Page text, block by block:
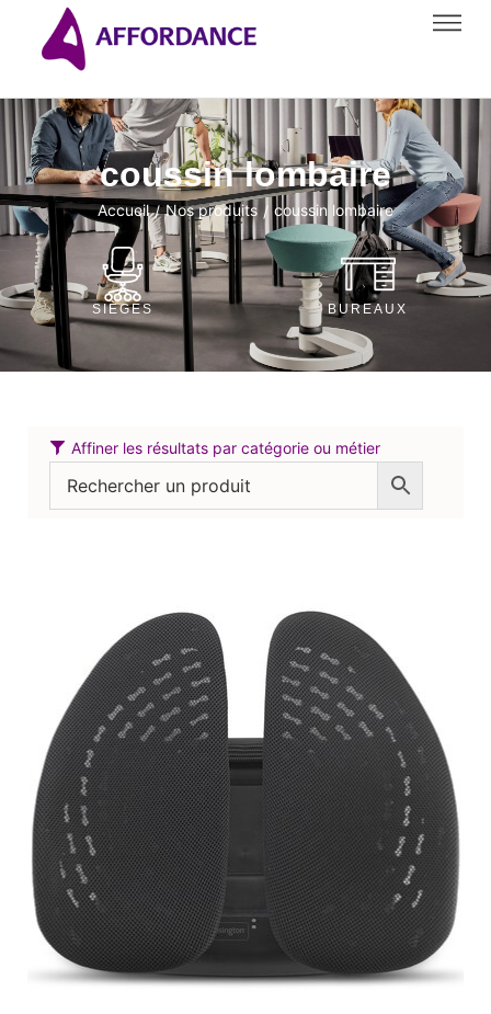
coussin lombaire
Accueil / Nos produits / coussin lombaire
SIÈGES BUREAUX
Affiner les résultats par catégorie ou métier